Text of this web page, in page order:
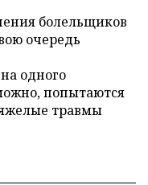
болельщиков
очередь
одного
попытаются
травмы